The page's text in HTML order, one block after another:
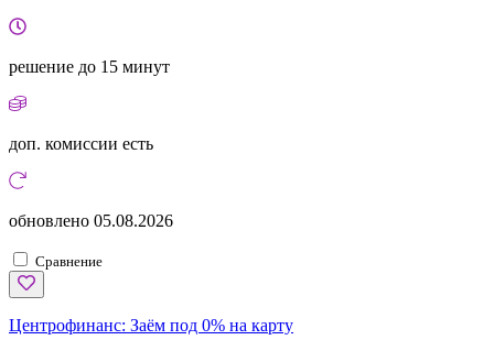
решение до 15 минут
доп. комиссии есть
обновлено 05.08.2026
Сравнение
Центрофинанс: Заём под 0% на карту